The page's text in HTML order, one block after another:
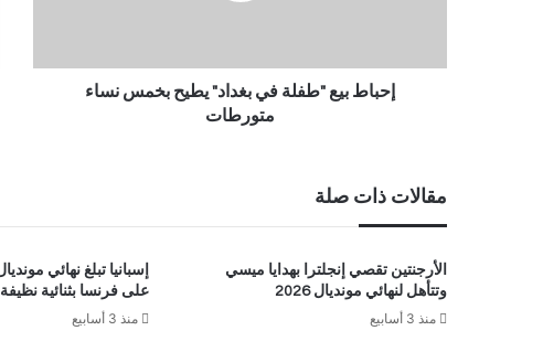
إحباط بيع "طفلة في بغداد" يطيح بخمس نساء
متورطات
مقالات ذات صلة
الأرجنتين تقصي إنجلترا بهدايا ميسي
وتتأهل لنهائي مونديال 2026
منذ 3 أسابيع
على فرنسا بثنائية نظيفة
منذ 3 أسابيع